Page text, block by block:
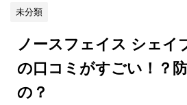
未分類
ノースフェイス シェイ
の口コミがすごい！？
の？